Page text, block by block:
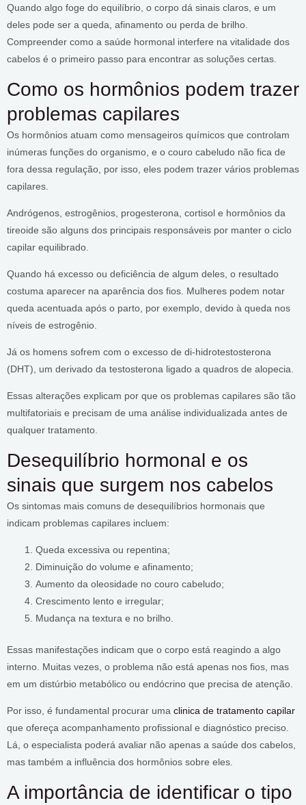
Quando algo foge do equilíbrio, o corpo dá sinais claros, e um
deles pode ser a queda, afinamento ou perda de brilho.
Compreender como a saúde hormonal interfere na vitalidade dos
cabelos é o primeiro passo para encontrar as soluções certas.
Como os hormônios podem trazer
problemas capilares
Os hormônios atuam como mensageiros químicos que controlam
inúmeras funções do organismo, e o couro cabeludo não fica de
fora dessa regulação, por isso, eles podem trazer vários problemas
capilares.
Andrógenos, estrogênios, progesterona, cortisol e hormônios da
tireoide são alguns dos principais responsáveis por manter o ciclo
capilar equilibrado.
Quando há excesso ou deficiência de algum deles, o resultado
costuma aparecer na aparência dos fios. Mulheres podem notar
queda acentuada após o parto, por exemplo, devido à queda nos
níveis de estrogênio.
Já os homens sofrem com o excesso de di-hidrotestosterona
(DHT), um derivado da testosterona ligado a quadros de alopecia.
Essas alterações explicam por que os problemas capilares são tão
multifatoriais e precisam de uma análise individualizada antes de
qualquer tratamento.
Desequilíbrio hormonal e os
sinais que surgem nos cabelos
Os sintomas mais comuns de desequilíbrios hormonais que
indicam problemas capilares incluem:
Queda excessiva ou repentina;
Diminuição do volume e afinamento;
Aumento da oleosidade no couro cabeludo;
Crescimento lento e irregular;
Mudança na textura e no brilho.
Essas manifestações indicam que o corpo está reagindo a algo
interno. Muitas vezes, o problema não está apenas nos fios, mas
em um distúrbio metabólico ou endócrino que precisa de atenção.
Por isso, é fundamental procurar uma clinica de tratamento capilar
que ofereça acompanhamento profissional e diagnóstico preciso.
Lá, o especialista poderá avaliar não apenas a saúde dos cabelos,
mas também a influência dos hormônios sobre eles.
A importância de identificar o tipo